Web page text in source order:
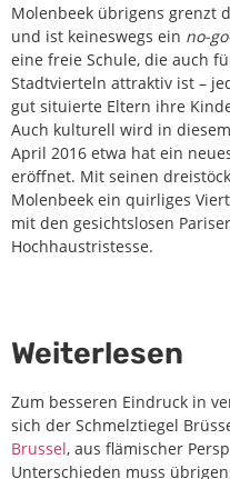
Molenbeek übrigens grenzt
und ist keineswegs ein no-
eine freie Schule, die auch
Stadtvierteln attraktiv ist –
gut situierte Eltern ihre
Auch kulturell wird in
April 2016 etwa hat ein
eröffnet. Mit seinen
Molenbeek ein quirliges
mit den gesichtslosen
Hochhaustristesse.
Weiterlesen
Zum besseren Eindruck in
sich der Schmelztiegel
Brussel, aus flämischer
Unterschieden muss